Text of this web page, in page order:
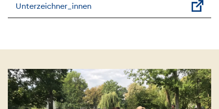
Unterzeichner_innen